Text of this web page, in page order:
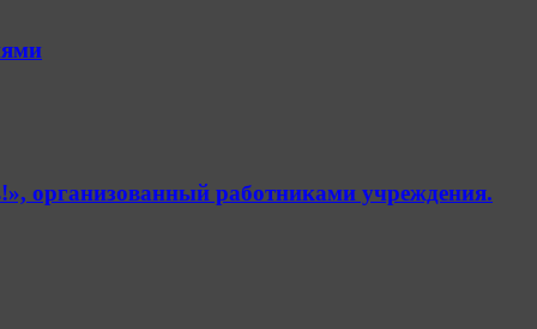
организованный работниками учреждения.